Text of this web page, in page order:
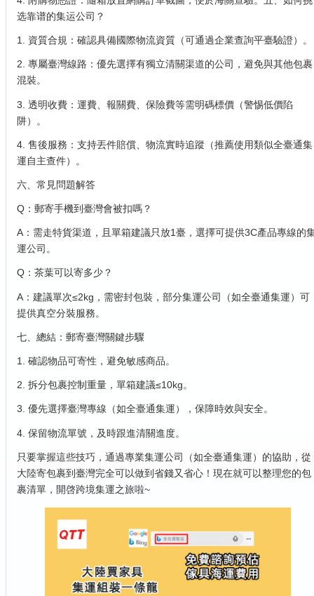
选靠谱的集运公司？
1. 資質合規：確認具備國際物流資質（可通過企業查詢平臺驗證）。
2. 專屬臺灣線路：優先選擇有獨立清關渠道的公司，避免與其他包裹
混裝。
3. 透明收費：運費、報關費、保險費等需明碼標價（警惕低價陷
阱）。
4. 售後服務：支持丟件賠償、物流實時追蹤（推薦使用類似全臺通集
運自主查件）。
六、常見問題解答
Q：郵寄手機到臺灣會被扣嗎？
A：需走特貨渠道，且單箱建議只放1臺，選擇可提供3C產品專線的
運公司。
Q：茶葉可以寄多少？
A：建議單次≤2kg，需密封包裝，部分集運公司（如全臺通集運）可
提供真空分裝服務。
七、總結：郵寄臺灣關鍵步驟
1. 確認物品可寄性，避免敏感商品。
2. 拆分包裹控制重量，單箱建議≤10kg。
3. 優先選擇臺灣專線（如全臺通集運），保障時效與安全。
4. 保留物流單號，及時跟進清關進度。
只要掌握這些技巧，通過專業集運公司（如全臺通集運）的協助，從
大陸寄包裹到臺灣完全可以做到省錢又省心！現在就可以整理您的包
裹清單，開啓跨境集運之旅啦~